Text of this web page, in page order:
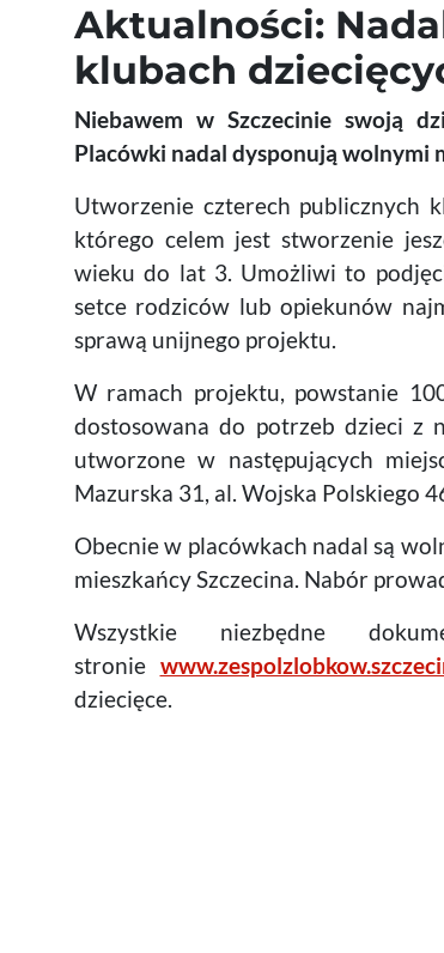
Aktualności:
klubach
Niebawem w Szczecinie swoją
Placówki nadal dysponują wolnymi
Utworzenie czterech publicznych
którego celem jest stworzenie
wieku do lat 3. Umożliwi to
setce rodziców lub opiekunów
sprawą unijnego projektu.
W ramach projektu, powstanie
dostosowana do potrzeb dzieci z
utworzone w następujących
Mazurska 31, al. Wojska Polskiego
Obecnie w placówkach nadal są
mieszkańcy Szczecina. Nabór
Wszystkie niezbędne
stronie
dziecięce.